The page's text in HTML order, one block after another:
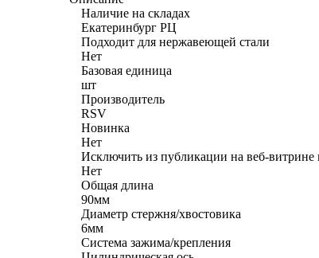
Наличие на складах
Екатеринбург РЦ
Подходит для нержавеющей стали
Нет
Базовая единица
шт
Производитель
RSV
Новинка
Нет
Исключить из публикации на веб-витрине
Нет
Общая длина
90мм
Диаметр стержня/хвостовика
6мм
Система зажима/крепления